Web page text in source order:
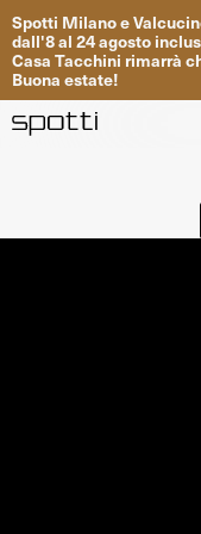
Spotti Milanoe
dall'8al 24agosto
Casa Tacchini rimarrà
Buona estate!
Progetti